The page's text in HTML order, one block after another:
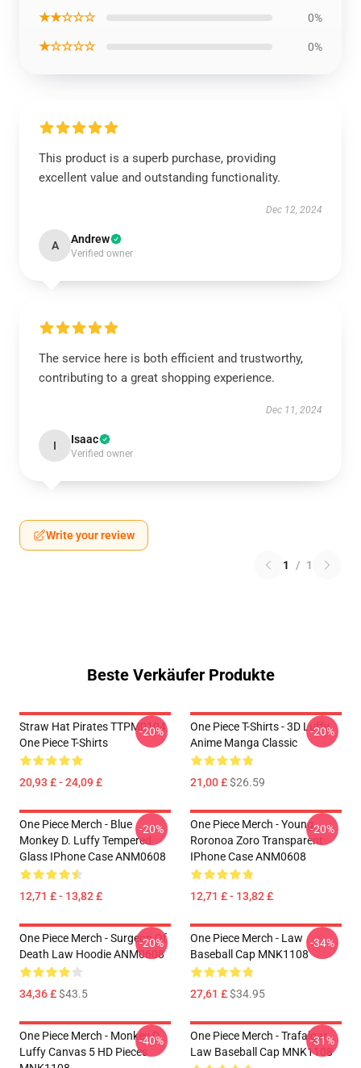
★★☆☆☆ 0%
★☆☆☆☆ 0%
This product is a superb purchase, providing
excellent value and outstanding functionality.
Dec 12, 2024
A Andrew
Verified owner
The service here is both efficient and trustworthy,
contributing to a great shopping experience.
Dec 11, 2024
I Isaac
Verified owner
Write your review
1 / 1
Beste Verkäufer Produkte
Straw Hat Pirates TTPM0104
One Piece T-Shirts
20,93 £ - 24,09 £
-20%
One Piece T-Shirts - 3D Luffy
Anime Manga Classic
21,00 £$26.59
-20%
One Piece Merch - Blue
Monkey D. Luffy Tempered
Glass IPhone Case ANM0608
12,71 £ - 13,82 £
-20%
One Piece Merch - Young
Roronoa Zoro Transparent
IPhone Case ANM0608
12,71 £ - 13,82 £
-20%
One Piece Merch - Surgeon Of
Death Law Hoodie ANM0608
34,36 £$43.5
-20%
One Piece Merch - Law
Baseball Cap MNK1108
27,61 £$34.95
-34%
One Piece Merch - Monkey D.
Luffy Canvas 5 HD Pieces
-40%
One Piece Merch - Trafalgar
Law Baseball Cap MNK1108
-31%